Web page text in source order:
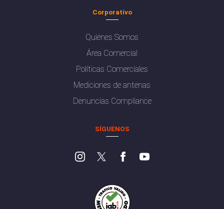
Corporativo
Quiénes Somos
Área Comercial
Políticas Comerciales
Mediciones de antenas
Denuncias Compliance
SÍGUENOS